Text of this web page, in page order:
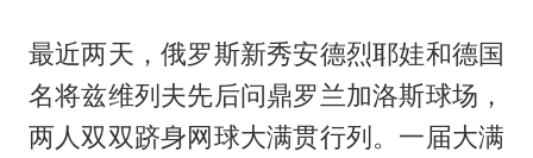
最近两天，俄罗斯新秀安德烈耶娃和德国
名将兹维列夫先后问鼎罗兰加洛斯球场，
两人双双跻身网球大满贯行列。一届大满